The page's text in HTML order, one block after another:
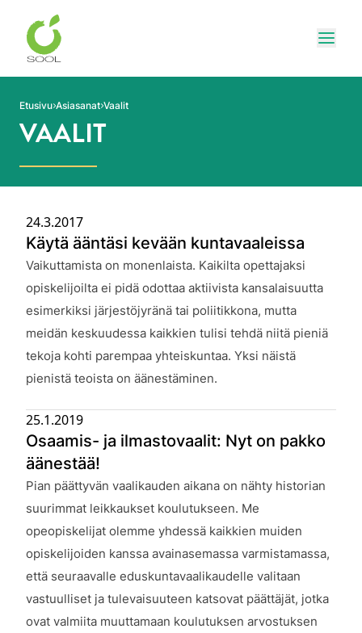
Siirry sivun sisältöön
Etusivu Asiasanat Vaalit
VAALIT
Käytä ääntäsi kevään kuntavaaleissa
Julkaistu:
24.3.2017
Vaikuttamista on monenlaista. Kaikilta opettajaksi
opiskelijoilta ei pidä odottaa aktiivista kansalaisuutta
esimerkiksi järjestöjyränä tai poliitikkona, mutta
meidän keskuudessa kaikkien tulisi tehdä niitä pieniä
tekoja kohti parempaa yhteiskuntaa. Yksi näistä
pienistä teoista on äänestäminen.
Osaamis- ja ilmastovaalit: Nyt on pakko
äänestää!
Julkaistu:
25.1.2019
Pian päättyvän vaalikauden aikana on nähty historian
suurimmat leikkaukset koulutukseen. Me
opeopiskelijat olemme yhdessä kaikkien muiden
opiskelijoiden kanssa avainasemassa varmistamassa,
että seuraavalle eduskuntavaalikaudelle valitaan
vastuulliset ja tulevaisuuteen katsovat päättäjät, jotka
ovat valmiita muuttamaan koulutuksen arvostuksen